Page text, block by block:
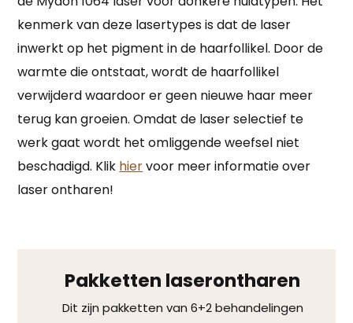
kenmerk van deze lasertypes is dat de laser
inwerkt op het pigment in de haarfollikel. Door de
warmte die ontstaat, wordt de haarfollikel
verwijderd waardoor er geen nieuwe haar meer
terug kan groeien. Omdat de laser selectief te
werk gaat wordt het omliggende weefsel niet
beschadigd. Klik hiervoor meer informatie over
laser ontharen!
Pakketten laserontharen
Dit zijn pakketten van 6+2 behandelingen